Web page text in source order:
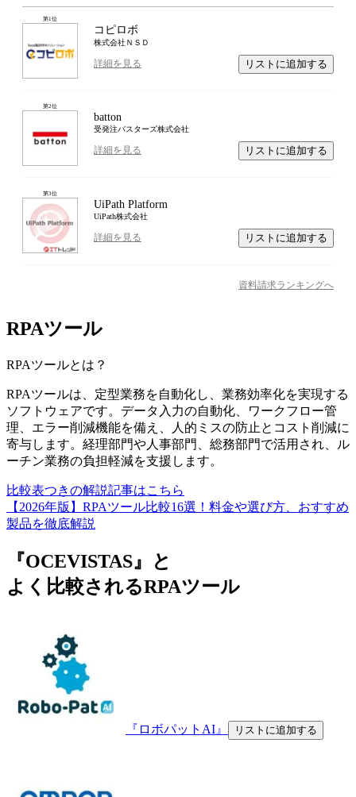
第1位
コピロボ
株式会社ＮＳＤ
詳細を見る リストに追加する
第2位
batton
受発注バスターズ株式会社
詳細を見る リストに追加する
第3位
UiPath Platform
UiPath株式会社
詳細を見る リストに追加する
資料請求ランキングへ
RPAツール
RPAツールとは？
RPAツールは、定型業務を自動化し、業務効率化を実現する
ソフトウェアです。データ入力の自動化、ワークフロー管
理、エラー削減機能を備え、人的ミスの防止とコスト削減に
寄与します。経理部門や人事部門、総務部門で活用され、ル
ーチン業務の負担軽減を支援します。
比較表つきの解説記事はこちら
【2026年版】RPAツール比較16選！料金や選び方、おすすめ
製品を徹底解説
『OCEVISTAS』と
よく比較されるRPAツール
『ロボパットAI』 リストに追加する